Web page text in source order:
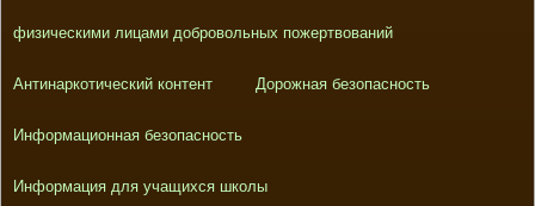
физическими лицами добровольных пожертвований
Антинаркотический контент Дорожная безопасность
Информационная безопасность
Информация для учащихся школы